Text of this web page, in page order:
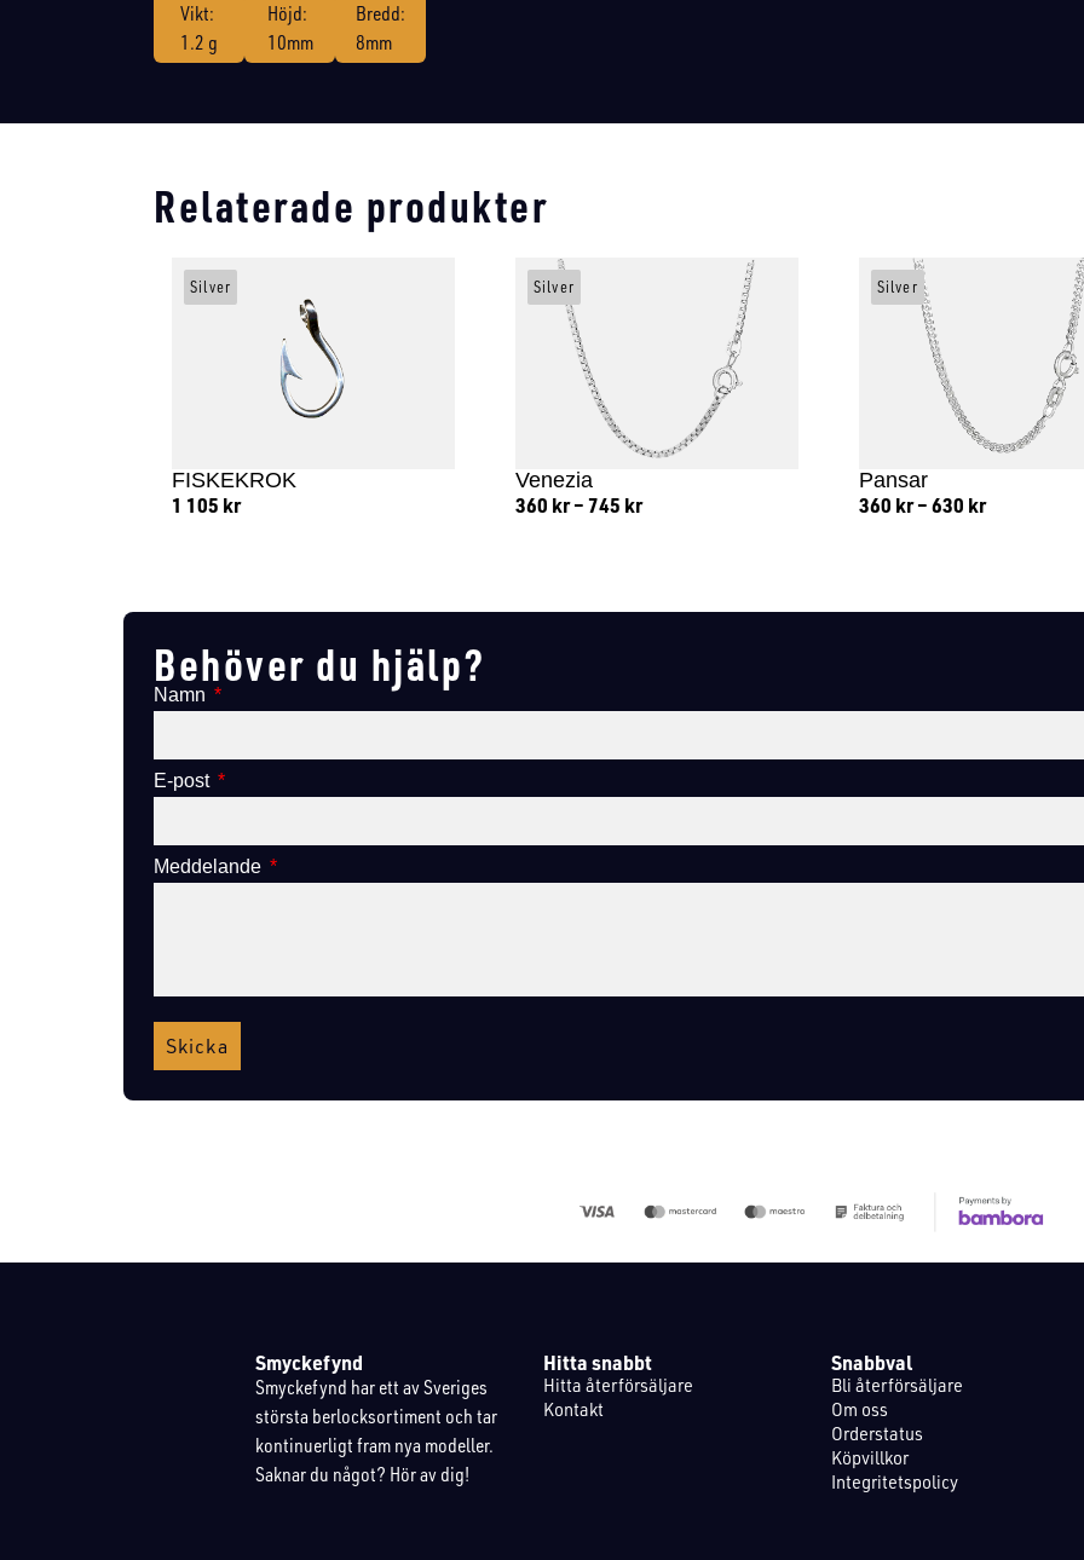
Vikt:
1.2 g
Höjd:
10mm
Bredd:
8mm
Relaterade produkter
FISKEKROK
1 105 kr
Silver
Venezia
360 kr –745 kr
Silver
Pansar
360 kr –630 kr
Silver
Behöver du hjälp?
Namn
E-post
Meddelande
Skicka
Smyckefynd
Smyckefynd har ett av Sveriges
största berlocksortiment och tar
kontinuerligt fram nya modeller.
Saknar du något? Hör av dig!
Hitta snabbt
Hitta återförsäljare
Kontakt
Snabbval
Bli återförsäljare
Om oss
Orderstatus
Köpvillkor
Integritetspolicy